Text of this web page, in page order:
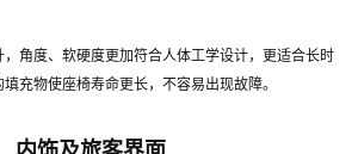
角度、软硬度更加符合人体工学设计，更适合长时
充物使座椅寿命更长，不容易出现故障。